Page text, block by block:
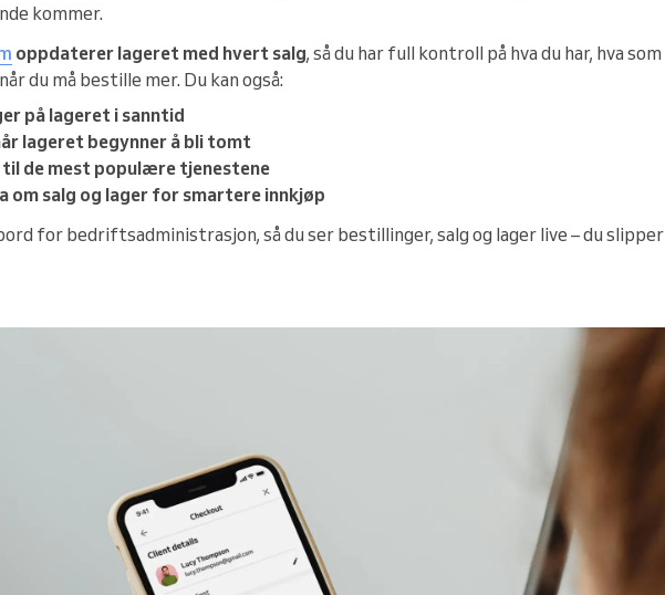
kommer.
oppdaterer lageret med hvert salg, så du har full kontroll på hva du har, hva som
du må bestille mer. Du kan også:
på lageret i sanntid
lageret begynner å bli tomt
de mest populære tjenestene
om salg og lager for smartere innkjøp
for bedriftsadministrasjon, så du ser bestillinger, salg og lager live – du slipper